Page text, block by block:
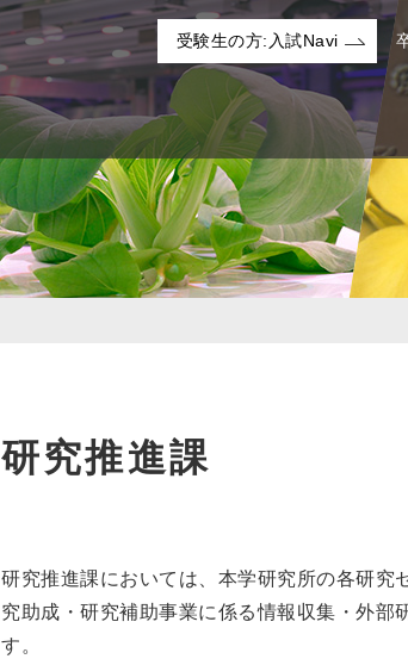
受験生の方:入試Navi
研究推進課
研究推進課においては、本学研究所の各研究
究助成・研究補助事業に係る情報収集・外部
す。